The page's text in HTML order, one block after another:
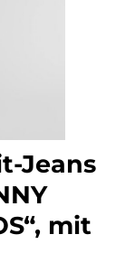
Jeans
mit